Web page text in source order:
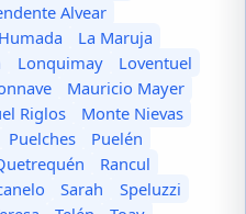
Alvear
La Maruja
Lonquimay
Loventuel
Mauricio Mayer
Riglos
Monte Nievas
Puelches
Puelén
Rancul
Sarah
Speluzzi